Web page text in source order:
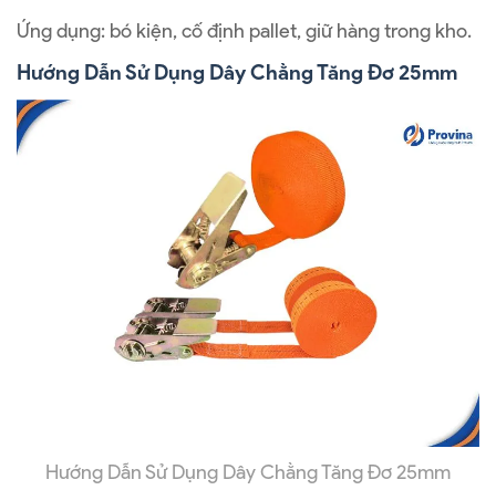
Ứng dụng: bó kiện, cố định pallet, giữ hàng trong kho.
Hướng Dẫn Sử Dụng Dây Chằng Tăng Đơ 25mm
Hướng Dẫn Sử Dụng Dây Chằng Tăng Đơ 25mm